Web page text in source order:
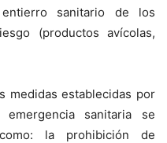
sanitario de los
(productos avícolas,
medidas establecidas por
sanitaria se
la prohibición de